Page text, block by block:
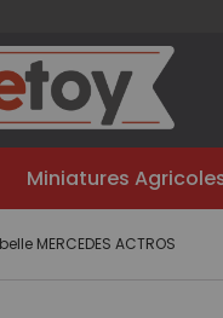
Miniatures
MERCEDES ACTROS